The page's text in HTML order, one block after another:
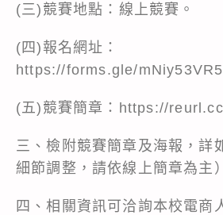
(三)競賽地點：線上競賽。
(四)報名網址：
https://forms.gle/
(五)競賽簡章：https://
三、檢附競賽簡章及海報，詳
細節調整，請依線上簡章為主）
四、相關資訊可洽詢本校電商